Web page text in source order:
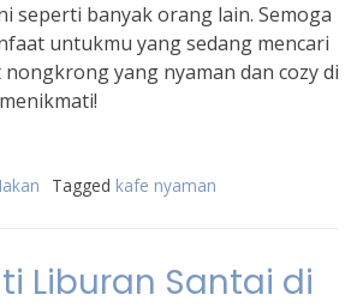
seperti banyak orang lain. Semoga
untukmu yang sedang mencari
yang nyaman dan cozy di
Tagged kafe nyaman
Liburan Santai di